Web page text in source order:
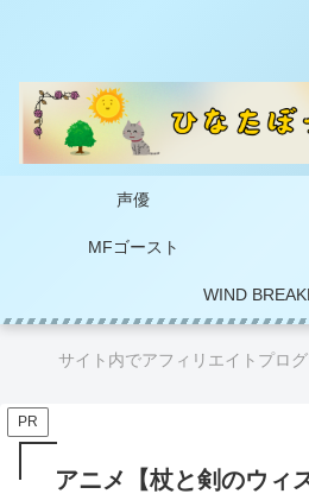
声優
MFゴースト
WIND
サイト内でアフィリエイトプロ
PR
アニメ【杖と剣のウィ